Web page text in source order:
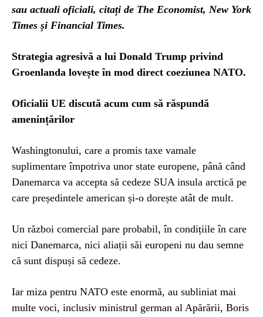
sau actuali oficiali, citați de The Economist, New York
Times și Financial Times.
Strategia agresivă a lui Donald Trump privind
Groenlanda lovește în mod direct coeziunea NATO.
Oficialii UE discută acum cum să răspundă
amenințărilor
Washingtonului, care a promis taxe vamale
suplimentare împotriva unor state europene, până când
Danemarca va accepta să cedeze SUA insula arctică pe
care președintele american și-o dorește atât de mult.
Un război comercial pare probabil, în condițiile în care
nici Danemarca, nici aliații săi europeni nu dau semne
că sunt dispuși să cedeze.
Iar miza pentru NATO este enormă, au subliniat mai
multe voci, inclusiv ministrul german al Apărării, Boris